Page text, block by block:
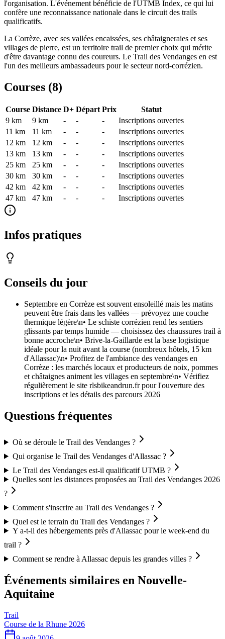
l'organisation. L'événement bénéficie de l'UTMB Index, ce qui lui
confère une reconnaissance nationale dans le circuit des trails
qualificatifs.
La Corrèze, avec ses vallées encaissées, ses châtaigneraies et ses
villages de pierre, est un territoire trail de premier choix qui mérite
d'être davantage connu des coureurs. Le Trail des Vendanges en est
l'un des meilleurs ambassadeurs pour le secteur nord-corrézien.
Courses (8)
Course Distance D+ Départ Prix
Statut
9 km
9 km - - -
Inscriptions ouvertes
11 km
11 km - - -
Inscriptions ouvertes
12 km
12 km - - -
Inscriptions ouvertes
13 km
13 km - - -
Inscriptions ouvertes
25 km
25 km - - -
Inscriptions ouvertes
30 km
30 km - - -
Inscriptions ouvertes
42 km
42 km - - -
Inscriptions ouvertes
47 km
47 km - - - Inscriptions ouvertes
Infos pratiques
Conseils du jour
Septembre en Corrèze est souvent ensoleillé mais les matins
peuvent être frais dans les vallées — prévoyez une couche
thermique légère\n• Le schiste corrézien rend les sentiers
glissants par temps humide — choisissez des chaussures trail à
bonne accroche\n• Brive-la-Gaillarde est la base logistique
idéale pour la nuit avant la course (nombreux hôtels, 15 km
d'Allassac)\n• Profitez de l'ambiance des vendanges en
Corrèze : les marchés locaux et producteurs de noix, pommes
et châtaignes animent les villages en septembre\n• Vérifiez
régulièrement le site rlsbikeandrun.fr pour l'ouverture des
inscriptions et les détails des parcours 2026
Questions fréquentes
Où se déroule le Trail des Vendanges ?
Qui organise le Trail des Vendanges d'Allassac ?
Le Trail des Vendanges est-il qualificatif UTMB ?
Quelles sont les distances proposées au Trail des Vendanges 2026
?
Comment s'inscrire au Trail des Vendanges ?
Quel est le terrain du Trail des Vendanges ?
Y a-t-il des hébergements près d'Allassac pour le week-end du
trail ?
Comment se rendre à Allassac depuis les grandes villes ?
Événements similaires en Nouvelle-
Aquitaine
Trail
Course de la Rhune 2026